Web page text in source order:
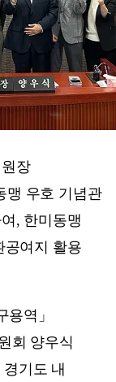
장
맹 우호 기념관
, 한미동맹
공여지 활용
역」
회 양우식
기도 내